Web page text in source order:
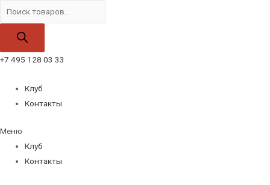
товаров
+7 495 128 03 33
Клуб
Контакты
Меню
Клуб
Контакты